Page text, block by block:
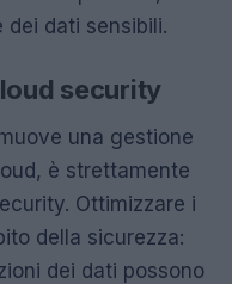
dei dati sensibili.
security
una gestione
è strettamente
Ottimizzare i
della sicurezza:
dei dati possono